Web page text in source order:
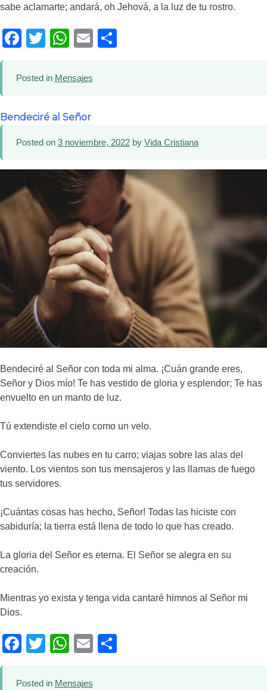
sabe aclamarte; andará, oh Jehová, a la luz de tu rostro.
Facebook
TwitterWhatsApp
Email
Posted in Mensajes
Bendeciré al Señor
Posted on 3 noviembre, 2022by Vida Cristiana
Bendeciré al Señor con toda mi alma. ¡Cuán grande eres,
Señor y Dios mío! Te has vestido de gloria y esplendor; Te has
envuelto en un manto de luz.
Tú extendiste el cielo como un velo.
Conviertes las nubes en tu carro; viajas sobre las alas del
viento. Los vientos son tus mensajeros y las llamas de fuego
tus servidores.
¡Cuántas cosas has hecho, Señor! Todas las hiciste con
sabiduría; la tierra está llena de todo lo que has creado.
La gloria del Señor es eterna. El Señor se alegra en su
creación.
Mientras yo exista y tenga vida cantaré himnos al Señor mi
Dios.
Facebook
TwitterWhatsApp
Email
Posted in Mensajes